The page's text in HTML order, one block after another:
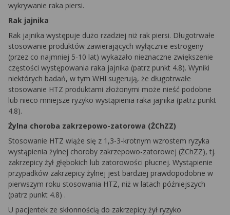
wykrywanie raka piersi.
Rak jajnika
Rak jajnika występuje dużo rzadziej niż rak piersi. Długotrwałe
stosowanie produktów zawierających wyłącznie estrogeny
(przez co najmniej 5-10 lat) wykazało nieznaczne zwiększenie
częstości występowania raka jajnika (patrz punkt 4.8). Wyniki
niektórych badań, w tym WHI sugerują, że długotrwałe
stosowanie HTZ produktami złożonymi może nieść podobne
lub nieco mniejsze ryzyko wystąpienia raka jajnika (patrz punkt
4.8).
Żylna choroba zakrzepowo-zatorowa (ŻChZZ)
Stosowanie HTZ wiąże się z 1,3-3-krotnym wzrostem ryzyka
wystąpienia żylnej choroby zakrzepowo-zatorowej (ŻChZZ), tj.
zakrzepicy żył głębokich lub zatorowości płucnej. Wystąpienie
przypadków zakrzepicy żylnej jest bardziej prawdopodobne w
pierwszym roku stosowania HTZ, niż w latach późniejszych
(patrz punkt 4.8) .
U pacjentek ze skłonnością do zakrzepicy żył ryzyko